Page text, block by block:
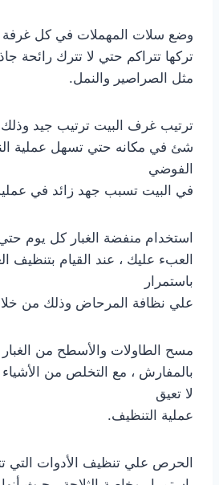
وضع سلات المهملات في كل غرفة
تركها تتراكم حتي لا تترك رائحة
مثل الصراصير والنمل.
ترتيب غرف البيت ترتيب جيد
شئ في مكانه حتي تسهل عملية
الفوضي
في البيت تسبب جهد زائد في
استخدام منفضة الغبار كل يوم
العبء عليك ، عند القيام بتنظيف
باستمرار
علي نظافة المرحاض وذلك من
مسح الطاولات والأسطح من الغبار
بالمفارش ، مع التخلص من
لا تعيق
عملية التنظيف.
الحرص علي تنظيف الأدوات التي